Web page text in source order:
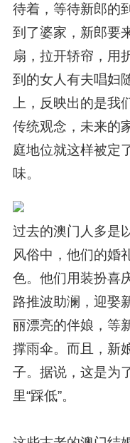
待着，等待新郎的
到了婆家，新郎要
扇，拉开轿帘，用
到的女人有夫唱妇
上，反映出的是我
传统观念，未来的
庭地位就这样被定
味。
过去的澳门人多是
风俗中，他们的婚
色。他们用装扮喜
路推波助澜，迎娶
丽漂亮的伴娘，等
撑雨伞。而且，新
子。据说，这是为
里“踩低”。